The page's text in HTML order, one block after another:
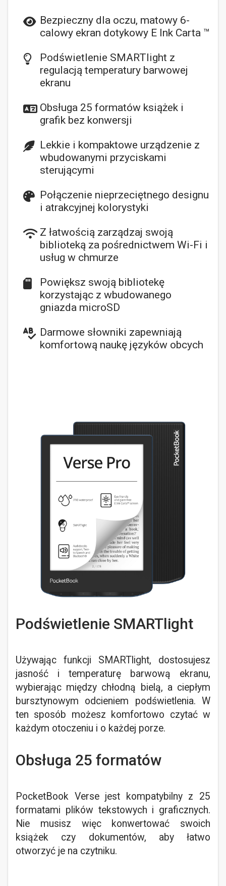
Bezpieczny dla oczu, matowy 6-
calowy ekran dotykowy E Ink Carta ™
Podświetlenie SMARTlight z
regulacją temperatury barwowej
ekranu
Obsługa 25 formatów książek i
grafik bez konwersji
Lekkie i kompaktowe urządzenie z
wbudowanymi przyciskami
sterującymi
Połączenie nieprzeciętnego designu
i atrakcyjnej kolorystyki
Z łatwością zarządzaj swoją
biblioteką za pośrednictwem Wi-Fi i
usług w chmurze
Powiększ swoją bibliotekę
korzystając z wbudowanego
gniazda microSD
Darmowe słowniki zapewniają
komfortową naukę języków obcych
Podświetlenie SMARTlight
Używając funkcji SMARTlight, dostosujesz
jasność i temperaturę barwową ekranu,
wybierając między chłodną bielą, a ciepłym
bursztynowym odcieniem podświetlenia. W
ten sposób możesz komfortowo czytać w
każdym otoczeniu i o każdej porze.
Obsługa 25 formatów
PocketBook Verse jest kompatybilny z 25
formatami plików tekstowych i graficznych.
Nie musisz więc konwertować swoich
książek czy dokumentów, aby łatwo
otworzyć je na czytniku.